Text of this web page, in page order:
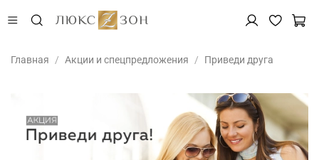
Главная Акции и спецпредложения Приведи друга